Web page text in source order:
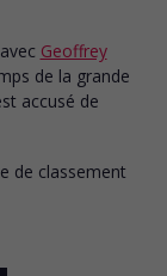
avec Geoffrey
de la grande
accusé de